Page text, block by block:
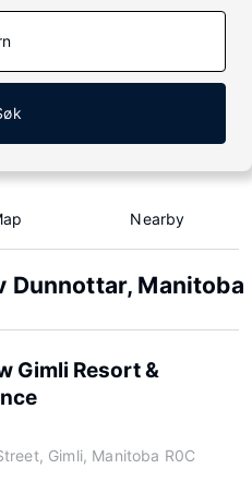
Nearby
Manitoba
Gimli Resort &
Gimli, Manitoba R0C